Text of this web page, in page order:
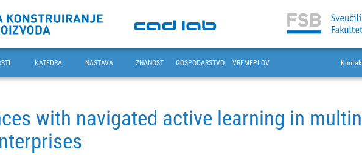
KATEDRA NASTAVA ZNANOST GOSPODARSTVO VREMEPLOV
with navigated active learning in